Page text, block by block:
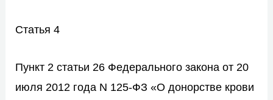
Статья 4
Пункт 2 статьи 26 Федерального закона от 20
июля 2012 года N 125-ФЗ «О донорстве крови